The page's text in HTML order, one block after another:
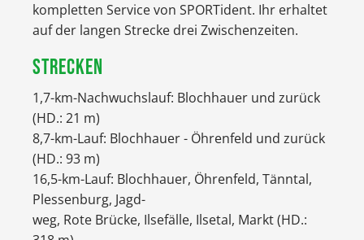
kompletten Service von SPORTident. Ihr erhaltet
auf der langen Strecke drei Zwischenzeiten.
STRECKEN
1,7-km-Nachwuchslauf: Blochhauer und zurück
(HD.: 21 m)
8,7-km-Lauf: Blochhauer - Öhrenfeld und zurück
(HD.: 93 m)
16,5-km-Lauf: Blochhauer, Öhrenfeld, Tänntal,
Plessenburg, Jagd-
weg, Rote Brücke, Ilsefälle, Ilsetal, Markt (HD.: